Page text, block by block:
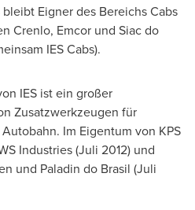
Eigner des Bereichs Cabs
Crenlo, Emcor und Siac do
IES Cabs).
IES ist ein großer
Zusatzwerkzeugen für
Im Eigentum von KPS
Industries (Juli 2012) und
und Paladin do Brasil (Juli